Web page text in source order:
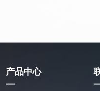
产品中心
—